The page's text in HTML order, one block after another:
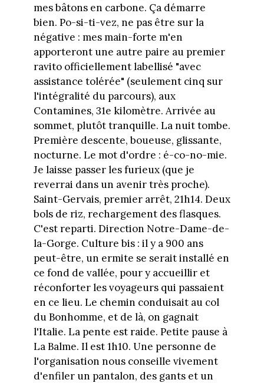
mes bâtons en carbone. Ça démarre
bien. Po-si-ti-vez, ne pas être sur la
négative : mes main-forte m'en
apporteront une autre paire au premier
ravito officiellement labellisé "avec
assistance tolérée" (seulement cinq sur
l'intégralité du parcours), aux
Contamines, 31e kilomètre. Arrivée au
sommet, plutôt tranquille. La nuit tombe.
Première descente, boueuse, glissante,
nocturne. Le mot d'ordre : é-co-no-mie.
Je laisse passer les furieux (que je
reverrai dans un avenir très proche).
Saint-Gervais, premier arrêt, 21h14. Deux
bols de riz, rechargement des flasques.
C'est reparti. Direction Notre-Dame-de-
la-Gorge. Culture bis : il y a 900 ans
peut-être, un ermite se serait installé en
ce fond de vallée, pour y accueillir et
réconforter les voyageurs qui passaient
en ce lieu. Le chemin conduisait au col
du Bonhomme, et de là, on gagnait
l'Italie. La pente est raide. Petite pause à
La Balme. Il est 1h10. Une personne de
l'organisation nous conseille vivement
d'enfiler un pantalon, des gants et un